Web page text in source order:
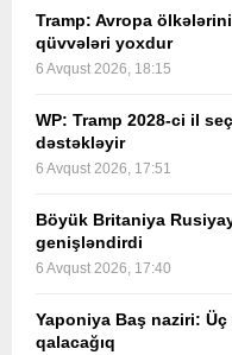
Tramp: Avropa
qüvvələri yoxdur
6 Avqust 2026, 18:15
WP: Tramp 2028-ci il
dəstəkləyir
6 Avqust 2026, 17:51
Böyük Britaniya
genişləndirdi
6 Avqust 2026, 17:40
Yaponiya Baş naziri:
qalacağıq